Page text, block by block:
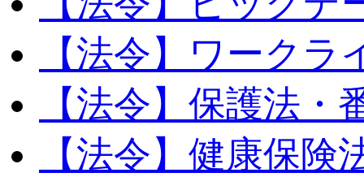
【法令】ワークラ
【法令】保護法・
【法令】健康保険